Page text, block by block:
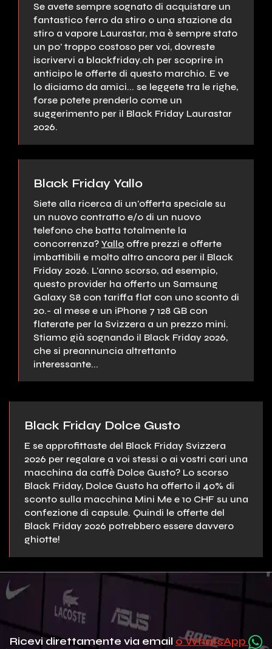
Se avete sempre sognato di acquistare un
fantastico ferro da stiro o una stazione da
stiro a vapore Laurastar, ma è sempre stato
un po' troppo costoso per voi, dovreste
iscrivervi a blackfriday.ch per scoprire in
anticipo le offerte di questo marchio. E ve
lo diciamo da amici... se leggete tra le righe,
forse potete prenderlo come un
suggerimento per il Black Friday Laurastar
2026.
Black Friday Yallo
Siete alla ricerca di un'offerta speciale su
un nuovo contratto e/o di un nuovo
telefono che batta totalmente la
concorrenza? Yallo offre prezzi e offerte
imbattibili e molto altro ancora per il Black
Friday 2026. L'anno scorso, ad esempio,
questo provider ha offerto un Samsung
Galaxy S8 con tariffa flat con uno sconto di
20.- al mese e un iPhone 7 128 GB con
flaterate per la Svizzera a un prezzo mini.
Stiamo già sognando il Black Friday 2026,
che si preannuncia altrettanto
interessante...
Black Friday Dolce Gusto
E se approfittaste del Black Friday Svizzera
2026 per regalare a voi stessi o ai vostri cari una
macchina da caffè Dolce Gusto? Lo scorso
Black Friday, Dolce Gusto ha offerto il 40% di
sconto sulla macchina Mini Me e 10 CHF su una
confezione di capsule. Quindi le offerte del
Black Friday 2026 potrebbero essere davvero
ghiotte!
Ricevi direttamente via email o WhatsApp